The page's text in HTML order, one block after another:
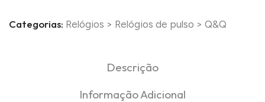
Categorias: Relógios > Relógios de pulso > Q&Q
Descrição
Informação Adicional